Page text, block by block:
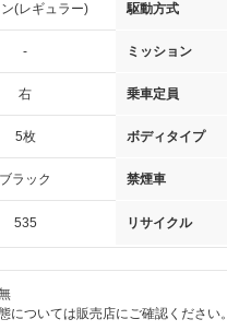
(レギュラー) 駆動方式
- ミッション
右 乗車定員
5枚 ボディタイプ
ブラック 禁煙車
535 リサイクル
については販売店にご確認ください。